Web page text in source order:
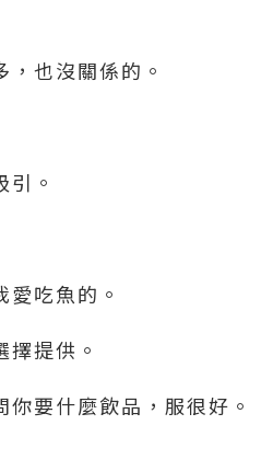
也沒關係的。
。
吃魚的。
提供。
要什麼飲品，服很好。